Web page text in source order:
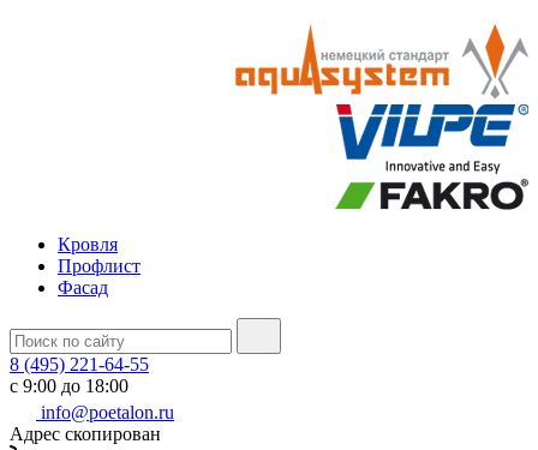
Кровля
Профлист
Фасад
8 (495) 221-64-55
с 9:00 до 18:00
info@poetalon.ru
Адрес скопирован